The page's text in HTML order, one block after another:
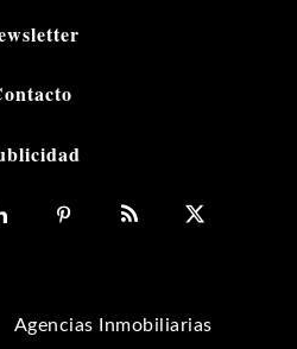
Agencias Inmobiliarias